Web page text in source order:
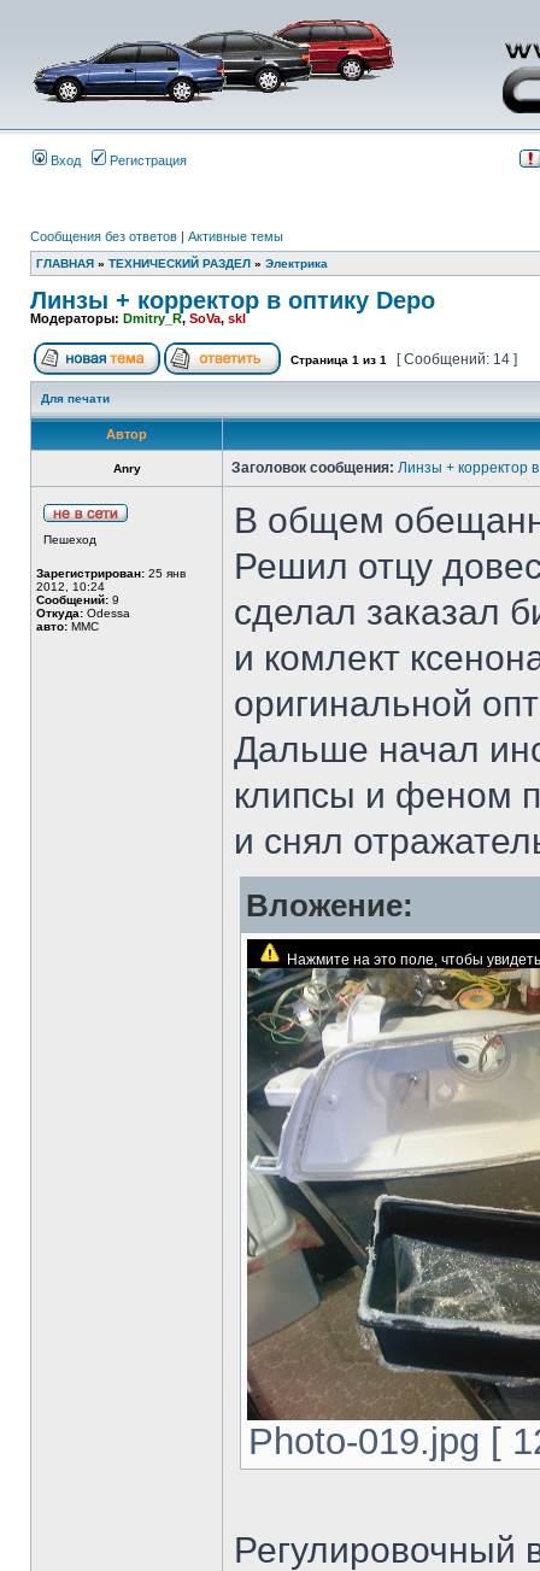
Вход Регистрация
Сообщения без ответов | Активные темы
ГЛАВНАЯ » ТЕХНИЧЕСКИЙ РАЗДЕЛ » Электрика
Линзы + корректор в оптику Depo
Модераторы: Dmitry_R, SoVa, skl
Страница 1 из 1 [ Сообщений: 14 ]
Для печати
Автор
Anry Заголовок сообщения: Линзы + корректор
Пешеход
Зарегистрирован: 25 янв
2012, 10:24
Сообщений: 9
Откуда: Odessa
авто: MMC
В общем
Решил отцу
сделал заказал
и комлект
оригинальной
Дальше начал
клипсы и феном
и снял
Вложение:
Нажмите на это поле, чтобы
Photo-019.jpg [
Регулировочный